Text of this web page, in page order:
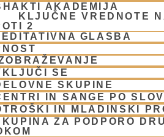
AKADEMIJA
KLJUČNE VREDNOTE
2
GLASBA
SE
SKUPINE
IN SANGE PO
IN MLADINSKI
ZA PODPORO